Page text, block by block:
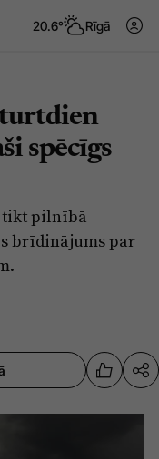
20.6° Rīgā
un ticība
spēcīgs
tikt pilnībā
brīdinājums par